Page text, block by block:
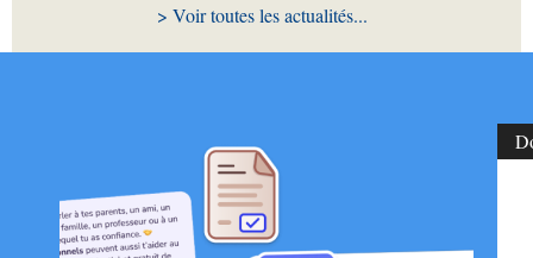
Voir toutes les actualités